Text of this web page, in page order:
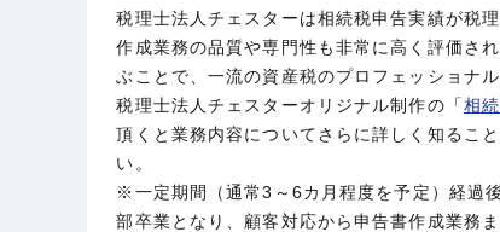
税理士法人チェスターは相続税申告実績が税
作成業務の品質や専門性も非常に高く評価さ
ぶことで、一流の資産税のプロフェッショナ
税理士法人チェスターオリジナル制作の「相
頂くと業務内容についてさらに詳しく知るこ
い。
※一定期間（通常3～6カ月程度を予定）経過
部卒業となり、顧客対応から申告書作成業務